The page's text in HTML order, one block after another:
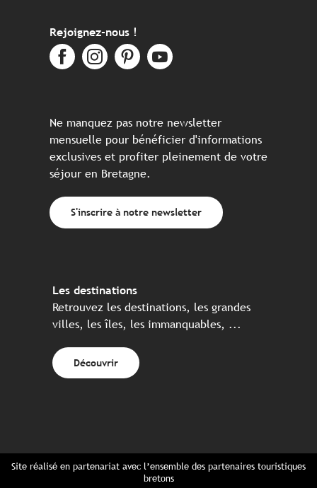
Rejoignez-nous !
Ne manquez pas notre newsletter
mensuelle pour bénéficier d'informations
exclusives et profiter pleinement de votre
séjour en Bretagne.
S'inscrire à notre newsletter
Les destinations
Retrouvez les destinations, les grandes
villes, les îles, les immanquables, ...
Découvrir
Site réalisé en partenariat avec l’ensemble des partenaires touristiques
bretons